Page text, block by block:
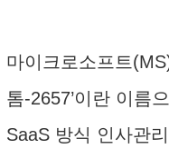
마이크로소프트
톰-2657’이란 이름
SaaS 방식 인사관